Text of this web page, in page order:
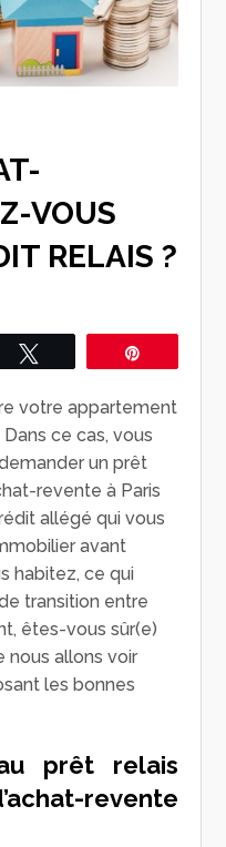
VOUS
RELAIS ?
votre appartement
ce cas, vous
un prêt
revente à Paris
allégé qui vous
avant
habitez, ce qui
transition entre
êtes-vous sûr(e)
nous allons voir
les bonnes
prêt relais
revente